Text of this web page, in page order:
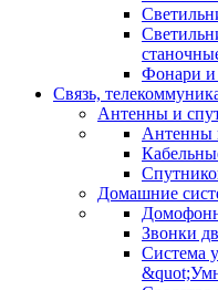
Фонари и
Связь,
Антенны и
Антенны
Домашние
Звонки
Система